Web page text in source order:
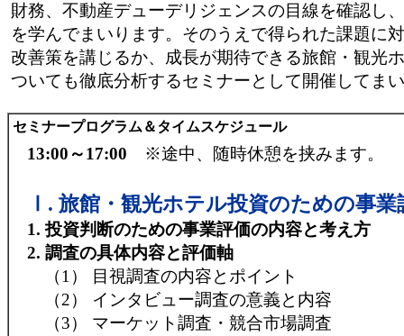
財務、不動産デューデリジェンスの目線を確認し
を学んでまいります。そのうえで得られた課題に
改善策を講じるか、成長が期待できる旅館・観光
ついても徹底分析するセミナーとして開催してま
セミナープログラム＆タイムスケジュール
13:00～17:00 ※途中、随時休憩を挟みます。
Ⅰ. 旅館・観光ホテル投資のための事業
1. 投資判断のための事業評価の内容と考え方
2. 調査の具体内容と評価軸
（1） 目視調査の内容とポイント
（2） インタビュー調査の意義と内容
（3） マーケット調査・競合市場調査